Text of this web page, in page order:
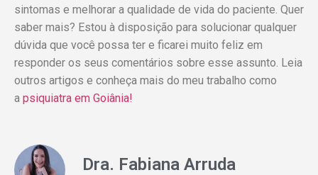
sintomas e melhorar a qualidade de vida do paciente. Quer
saber mais? Estou à disposição para solucionar qualquer
dúvida que você possa ter e ficarei muito feliz em
responder os seus comentários sobre esse assunto. Leia
outros artigos e conheça mais do meu trabalho como
a psiquiatra em Goiânia!
Dra. Fabiana Arruda